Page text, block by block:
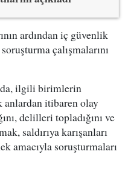
ardından iç güvenlik
çalışmalarını
ilgili birimlerin
anlardan itibaren olay
delilleri topladığını ve
saldırıya karışanları
amacıyla soruşturmaları